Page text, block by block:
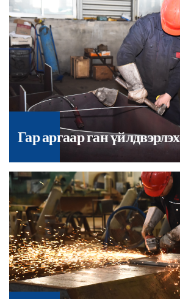
Гар аргаар ган үйлдвэрлэх